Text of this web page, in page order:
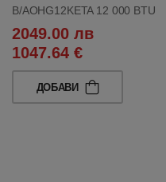
B/AOHG12KETA 12 000 BTU
2049.00 лв
1047.64 €
ДОБАВИ